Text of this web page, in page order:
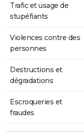
Trafic et usage de
stupéfiants
Violences contre des
personnes
Destructions et
dégradations
Escroqueries et
fraudes